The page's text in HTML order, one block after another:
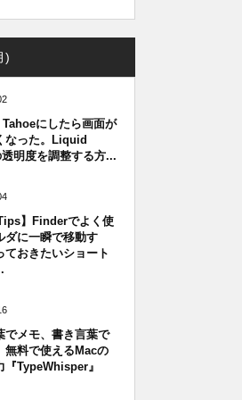
)
にしたら画面が
なった。Liquid
明度を調整する方...
】Finderでよく使
ダに一瞬で移動す
ておきたいショート
でメモ、書き言葉で
無料で使えるMacの
『TypeWhisper』